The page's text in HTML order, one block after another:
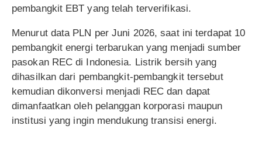
pembangkit EBT yang telah terverifikasi.
Menurut data PLN per Juni 2026, saat ini terdapat 10
pembangkit energi terbarukan yang menjadi sumber
pasokan REC di Indonesia. Listrik bersih yang
dihasilkan dari pembangkit-pembangkit tersebut
kemudian dikonversi menjadi REC dan dapat
dimanfaatkan oleh pelanggan korporasi maupun
institusi yang ingin mendukung transisi energi.